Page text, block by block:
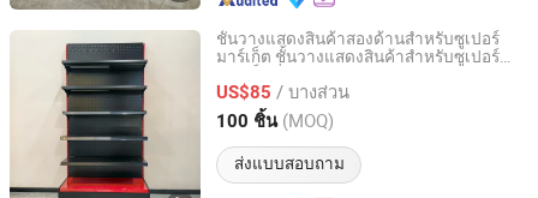
ชั้นวางแสดงสินค้าสองด้านสำหรับซูเปอร์
มาร์เก็ต ชั้นวางแสดงสินค้าสำหรับซูเปอร์
US$85 / บางส่วน
100 ชิ้น (MOQ)
ส่งแบบสอบถาม
Changshu Yiyang Commercial Equipment Co., Ltd.
Jiangsu, China อัตราจาก 2009